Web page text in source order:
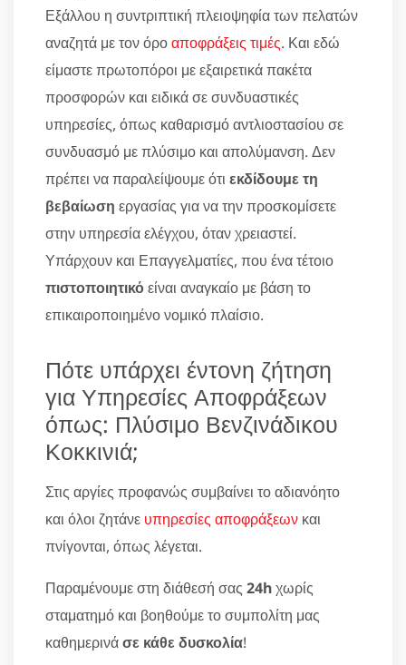
Εξάλλου η συντριπτική πλειοψηφία των πελατών
αναζητά με τον όροαποφράξεις τιμές. Και εδώ
είμαστε πρωτοπόροι με εξαιρετικά πακέτα
προσφορών και ειδικά σε συνδυαστικές
υπηρεσίες, όπως καθαρισμό αντλιοστασίου σε
συνδυασμό με πλύσιμο και απολύμανση. Δεν
πρέπει να παραλείψουμε ότι εκδίδουμε τη
βεβαίωση εργασίας για να την προσκομίσετε
στην υπηρεσία ελέγχου, όταν χρειαστεί.
Υπάρχουν και Επαγγελματίες, που ένα τέτοιο
πιστοποιητικόείναι αναγκαίο με βάση το
επικαιροποιημένο νομικό πλαίσιο.
Πότε υπάρχει έντονη ζήτηση
για Υπηρεσίες Αποφράξεων
όπως: Πλύσιμο Βενζινάδικου
Κοκκινιά;
Στις αργίες προφανώς συμβαίνει το αδιανόητο
και όλοι ζητάνε υπηρεσίες αποφράξεων και
πνίγονται, όπως λέγεται.
Παραμένουμε στη διάθεσή σας 24hχωρίς
σταματημό και βοηθούμε το συμπολίτη μας
καθημερινάσε κάθε δυσκολία!